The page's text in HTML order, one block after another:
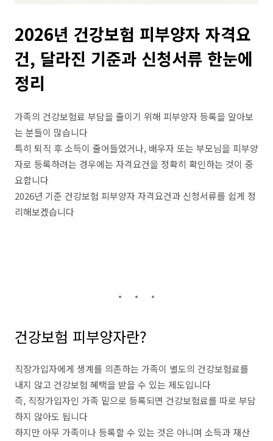
2026년 건강보험 피부양자 자격요
건, 달라진 기준과 신청서류 한눈에
정리
가족의 건강보험료 부담을 줄이기 위해 피부양자 등록을 알아보
는 분들이 많습니다
특히 퇴직 후 소득이 줄어들었거나, 배우자 또는 부모님을 피부양
자로 등록하려는 경우에는 자격요건을 정확히 확인하는 것이 중
요합니다
2026년 기준 건강보험 피부양자 자격요건과 신청서류를 쉽게 정
리해보겠습니다
건강보험 피부양자란?
직장가입자에게 생계를 의존하는 가족이 별도의 건강보험료를
내지 않고 건강보험 혜택을 받을 수 있는 제도입니다
즉, 직장가입자인 가족 밑으로 등록되면 건강보험료를 따로 부담
하지 않아도 됩니다
하지만 아무 가족이나 등록할 수 있는 것은 아니며 소득과 재산